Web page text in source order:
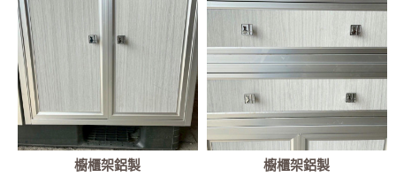
櫥櫃架鋁製
櫥櫃架鋁製